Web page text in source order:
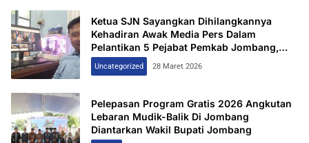
Ketua SJN Sayangkan Dihilangkannya
Kehadiran Awak Media Pers Dalam
Pelantikan 5 Pejabat Pemkab Jombang,
Keterbukaan Informasi Dipertanyakan
Uncategorized 28 Maret 2026
Pelepasan Program Gratis 2026 Angkutan
Lebaran Mudik-Balik Di Jombang
Diantarkan Wakil Bupati Jombang